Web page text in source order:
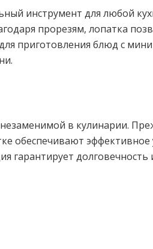
инструмент для любой
прорезям, лопатка
приготовления блюд с
в кулинарии.
обеспечивают
гарантирует долговечность